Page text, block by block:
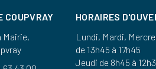
COUPVRAY
Mairie,
HORAIRES
Lundi, Mardi,
de 13h45 à 17h45
Jeudi de 8h45 à